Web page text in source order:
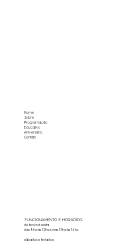
FUNCIONAMENTO E HORÁRIOS
de terça à sexta
das 9hs às 12hs e das 13hs às 16hs
sábados e feriados
Home
Sobre
Programação
Educativo
Aniversário
Contato